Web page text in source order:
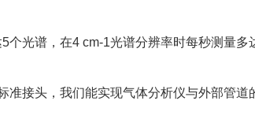
光谱，在4 cm-1光谱分辨率时每秒测量多
接头，我们能实现气体分析仪与外部管道